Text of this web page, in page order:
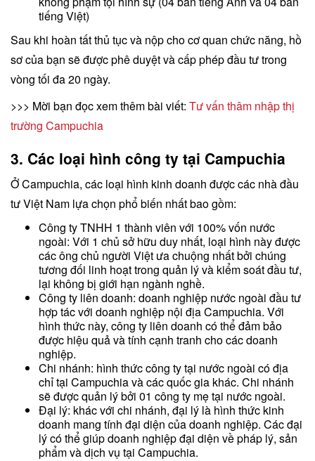
tiếng Việt)
Sau khi hoàn tất thủ tục và nộp cho cơ quan chức năng, hồ
sơ của bạn sẽ được phê duyệt và cấp phép đầu tư trong
vòng tối đa 20 ngày.
>>> Mời bạn đọc xem thêm bài viết: Tư vấn thâm nhập thị
trường Campuchia
3. Các loại hình công ty tại Campuchia
Ở Campuchia, các loại hình kinh doanh được các nhà đầu
tư Việt Nam lựa chọn phổ biến nhất bao gồm:
Công ty TNHH 1 thành viên với 100% vốn nước
ngoài: Với 1 chủ sở hữu duy nhất, loại hình này được
các ông chủ người Việt ưa chuộng nhất bởi chúng
tương đối linh hoạt trong quản lý và kiểm soát đầu tư,
lại không bị giới hạn ngành nghề.
Công ty liên doanh: doanh nghiệp nước ngoài đầu tư
hợp tác với doanh nghiệp nội địa Campuchia. Với
hình thức này, công ty liên doanh có thể đảm bảo
được hiệu quả và tính cạnh tranh cho các doanh
nghiệp.
Chi nhánh: hình thức công ty tại nước ngoài có địa
chỉ tại Campuchia và các quốc gia khác. Chi nhánh
sẽ được quản lý bởi 01 công ty mẹ tại nước ngoài.
Đại lý: khác với chi nhánh, đại lý là hình thức kinh
doanh mang tính đại diện của doanh nghiệp. Các đại
lý có thể giúp doanh nghiệp đại diện về pháp lý, sản
phẩm và dịch vụ tại Campuchia.